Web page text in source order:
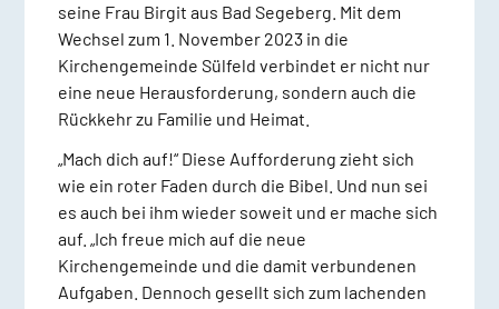
seine Frau Birgit aus Bad Segeberg. Mit dem
Wechsel zum 1. November 2023 in die
Kirchengemeinde Sülfeld verbindet er nicht nur
eine neue Herausforderung, sondern auch die
Rückkehr zu Familie und Heimat.
„Mach dich auf!“ Diese Aufforderung zieht sich
wie ein roter Faden durch die Bibel. Und nun sei
es auch bei ihm wieder soweit und er mache sich
auf. „Ich freue mich auf die neue
Kirchengemeinde und die damit verbundenen
Aufgaben. Dennoch gesellt sich zum lachenden